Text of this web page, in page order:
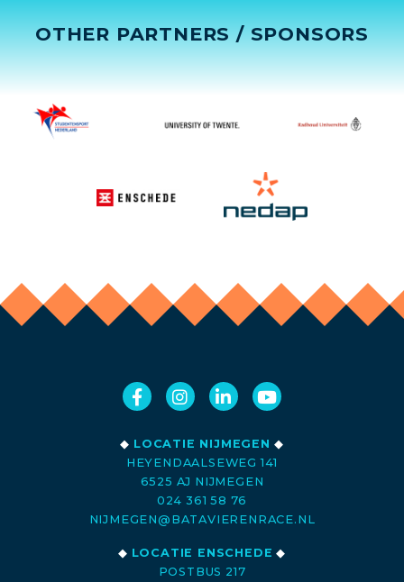
OTHER PARTNERS / SPONSORS
◆ LOCATIE NIJMEGEN ◆
HEYENDAALSEWEG 141
6525 AJ NIJMEGEN
024 361 58 76
NIJMEGEN@BATAVIERENRACE.NL
◆ LOCATIE ENSCHEDE ◆
POSTBUS 217